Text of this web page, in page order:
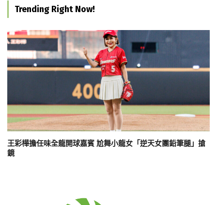
Trending Right Now!
王彩樺擔任味全龍開球嘉賓 尬舞小龍女「逆天女團鉛筆腿」搶
鏡